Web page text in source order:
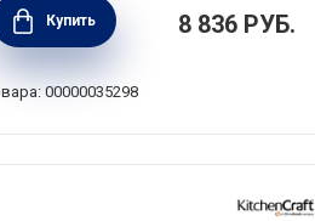
O'GREEN 750 мл,
Cer, Италия, 8853-VOL
Купить 8 836 РУБ.
00000035298